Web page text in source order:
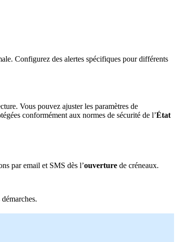
Configurez des alertes spécifiques pour différents
Vous pouvez ajuster les paramètres de
conformément aux normes de sécurité de l’État
par email et SMS dès l’ouverture de créneaux.